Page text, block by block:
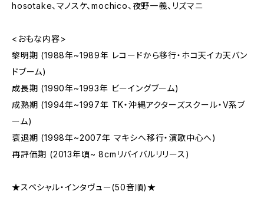
hosotake、マノスケ、mochico、夜野一義、リズマニ
<おもな内容>
黎明期 (1988年~1989年 レコードから移行・ホコ天イカ天バン
ドブーム)
成長期 (1990年~1993年 ビーイングブーム)
成熟期 (1994年~1997年 TK・沖縄アクターズスクール・V系ブ
ーム)
衰退期 (1998年~2007年 マキシへ移行・演歌中心へ)
再評価期 (2013年頃~ 8cmリバイバルリリース)
★スペシャル・インタヴュー(50音順)★